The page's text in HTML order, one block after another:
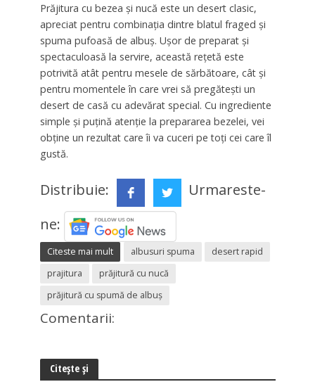
Prăjitura cu bezea și nucă este un desert clasic,
apreciat pentru combinația dintre blatul fraged și
spuma pufoasă de albuș. Ușor de preparat și
spectaculoasă la servire, această rețetă este
potrivită atât pentru mesele de sărbătoare, cât și
pentru momentele în care vrei să pregătești un
desert de casă cu adevărat special. Cu ingrediente
simple și puțină atenție la prepararea bezelei, vei
obține un rezultat care îi va cuceri pe toți cei care îl
gustă.
Distribuie:
Urmareste-
ne:
Citeste mai mult albusuri spuma
desert rapid
prajitura
prăjitură cu nucă
prăjitură cu spumă de albuș
Comentarii:
Citește și